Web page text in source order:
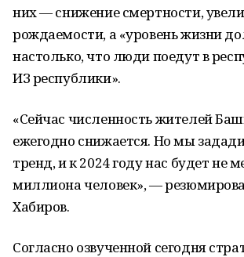
них — снижение смертности,
рождаемости, а «уровень жизни
настолько, что люди поедут в
ИЗ республики».
«Сейчас численность жителей
ежегодно снижается. Но мы
тренд, и к 2024 году нас будет не
миллиона человек», —
Хабиров.
Согласно озвученной сегодня